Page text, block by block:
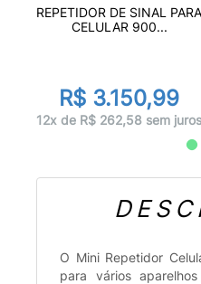
REPETIDOR DE SINAL PARA
CELULAR 900...
R$ 3.150,99
12x de R$ 262,58 sem juros
O Mini Repetidor
para vários